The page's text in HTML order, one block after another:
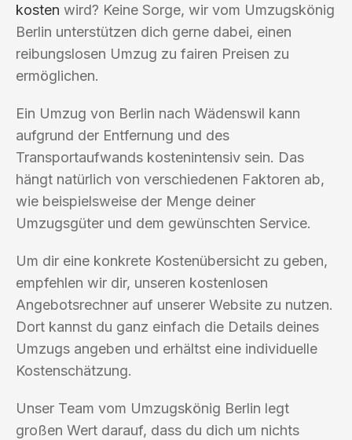
kosten wird? Keine Sorge, wir vom Umzugskönig
Berlin unterstützen dich gerne dabei, einen
reibungslosen Umzug zu fairen Preisen zu
ermöglichen.
Ein Umzug von Berlin nach Wädenswil kann
aufgrund der Entfernung und des
Transportaufwands kostenintensiv sein. Das
hängt natürlich von verschiedenen Faktoren ab,
wie beispielsweise der Menge deiner
Umzugsgüter und dem gewünschten Service.
Um dir eine konkrete Kostenübersicht zu geben,
empfehlen wir dir, unseren kostenlosen
Angebotsrechner auf unserer Website zu nutzen.
Dort kannst du ganz einfach die Details deines
Umzugs angeben und erhältst eine individuelle
Kostenschätzung.
Unser Team vom Umzugskönig Berlin legt
großen Wert darauf, dass du dich um nichts